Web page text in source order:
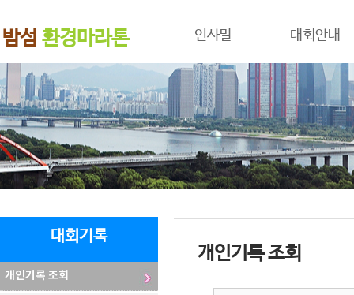
밤섬 환경마라톤 인사말 대회안내
대회기록
개인기록 조회
개인기록 조회